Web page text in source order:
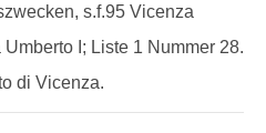
s.f.95 Vicenza
I; Liste 1 Nummer 28.
di Vicenza.